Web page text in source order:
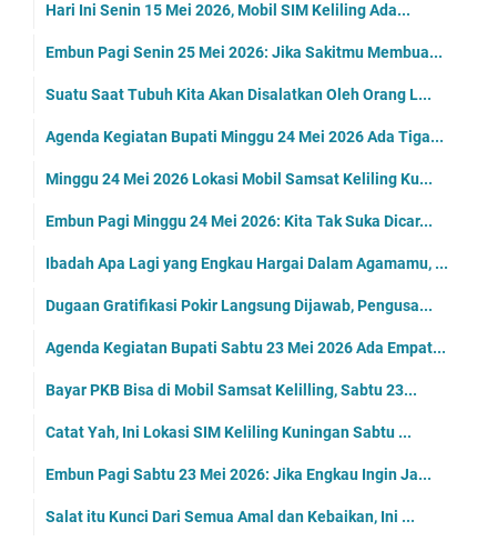
Hari Ini Senin 15 Mei 2026, Mobil SIM Keliling Ada...
Embun Pagi Senin 25 Mei 2026: Jika Sakitmu Membua...
Suatu Saat Tubuh Kita Akan Disalatkan Oleh Orang L...
Agenda Kegiatan Bupati Minggu 24 Mei 2026 Ada Tiga...
Minggu 24 Mei 2026 Lokasi Mobil Samsat Keliling Ku...
Embun Pagi Minggu 24 Mei 2026: Kita Tak Suka Dicar...
Ibadah Apa Lagi yang Engkau Hargai Dalam Agamamu, ...
Dugaan Gratifikasi Pokir Langsung Dijawab, Pengusa...
Agenda Kegiatan Bupati Sabtu 23 Mei 2026 Ada Empat...
Bayar PKB Bisa di Mobil Samsat Kelilling, Sabtu 23...
Catat Yah, Ini Lokasi SIM Keliling Kuningan Sabtu ...
Embun Pagi Sabtu 23 Mei 2026: Jika Engkau Ingin Ja...
Salat itu Kunci Dari Semua Amal dan Kebaikan, Ini ...